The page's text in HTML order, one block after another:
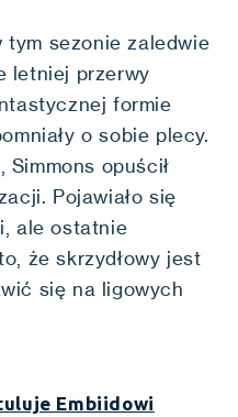
tym sezonie zaledwie
letniej przerwy
formie
o sobie plecy.
Simmons opuścił
Pojawiało się
ale ostatnie
że skrzydłowy jest
się na ligowych
Embiidowi